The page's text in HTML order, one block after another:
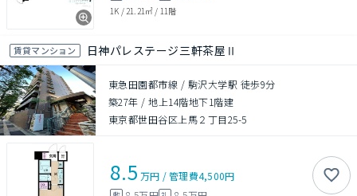
1K / 21.21㎡ / 11階
賃貸マンション 日神パレステージ三軒茶屋Ⅱ
東急田園都市線 / 駒沢大学駅 徒歩9分
築27年 /地上14階地下1階建
東京都世田谷区上馬２丁目25-5
8.5 万円 /管理費4,500円